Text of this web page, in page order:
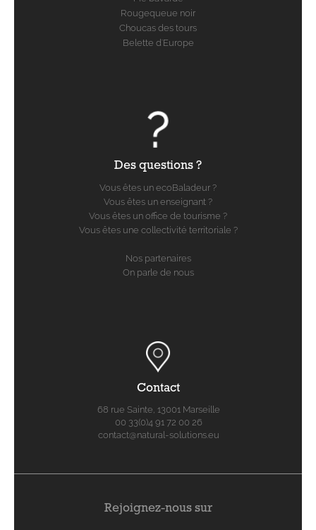
Rougequeue noir
Choucas des tours
Belette d'Europe
Des questions ?
Vous êtes un ecoBaladeur ?
Vous êtes un enseignant ?
Vous êtes un office de tourisme ?
Vous êtes une collectivité territoriale ?
Nos partenaires
On parle de nous
Contact
68 rue Sainte, 13001 Marseille
00 33(0)4 91 72 00 26
contact@natural-solutions.eu
Rejoignez-nous sur